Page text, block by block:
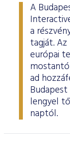
A
a
tagját.
európai
ad
lengyel
naptól.